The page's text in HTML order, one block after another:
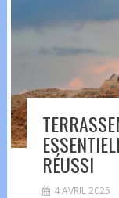
RÉUSSI
4 AVRIL 2025